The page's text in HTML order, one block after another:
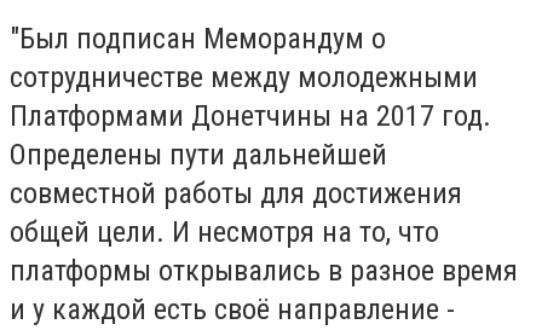
"Был подписан Меморандум о
сотрудничестве между молодежными
Платформами Донетчины на 2017 год.
Определены пути дальнейшей
совместной работы для достижения
общей цели. И несмотря на то, что
платформы открывались в разное время
и у каждой есть своё направление -